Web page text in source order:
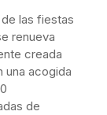
las fiestas
renueva
creada
una acogida
de